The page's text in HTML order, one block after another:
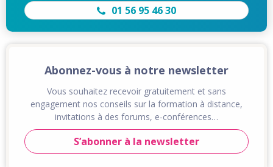
01 56 95 46 30
Abonnez-vous à notre newsletter
Vous souhaitez recevoir gratuitement et sans
engagement nos conseils sur la formation à distance,
invitations à des forums, e-conférences…
S’abonner à la newsletter